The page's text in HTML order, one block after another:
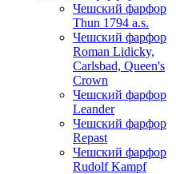
Чешский фарфор
Thun 1794 a.s.
Чешский фарфор
Roman Lidicky,
Carlsbad, Queen's
Crown
Чешский фарфор
Leander
Чешский фарфор
Repast
Чешский фарфор
Rudolf Kampf